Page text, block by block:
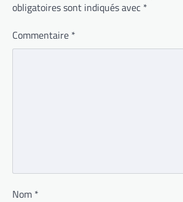
obligatoires sont indiqués avec *
Commentaire *
Nom *